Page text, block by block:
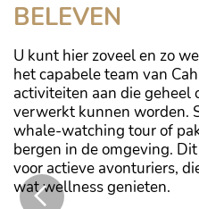
BELEVEN
U kunt hier zoveel en zo
het capabele team van
activiteiten aan die
verwerkt kunnen worden.
whale-watching tour of
bergen in de omgeving.
voor actieve avonturiers,
wat wellness genieten.